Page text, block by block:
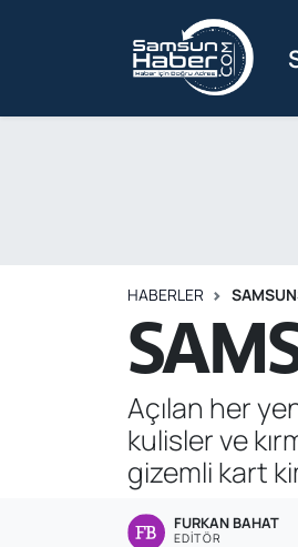
HABERLER
Açılan her
kulisler ve
gizemli kart
FURKAN BAHAT
EDITÖR
Samsunspor
Ekonomi
Hava Durumu
Son Dakika Haberleri
Haber Arşivi